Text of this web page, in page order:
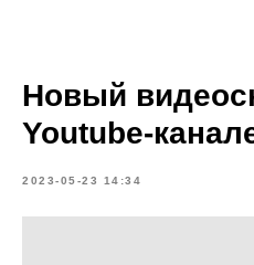
Новый
Youtube-
2023-05-23 14:34